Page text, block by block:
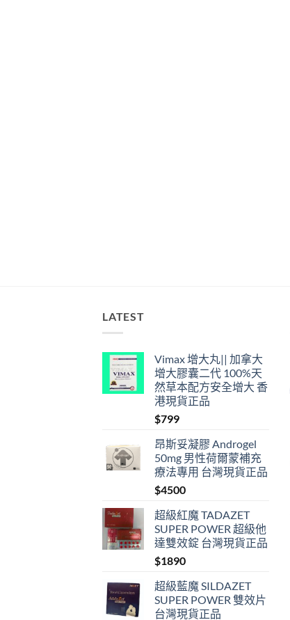
LATEST
Vimax 增大丸|| 加拿大
增大膠囊二代 100%天
然草本配方安全增大 香
港現貨正品
$799
昂斯妥凝膠 Androgel
50mg 男性荷爾蒙補充
療法專用 台灣現貨正品
$4500
超級紅魔 TADAZET
SUPER POWER 超級他
達雙效錠 台灣現貨正品
$1890
超級藍魔 SILDAZET
SUPER POWER 雙效片
台灣現貨正品